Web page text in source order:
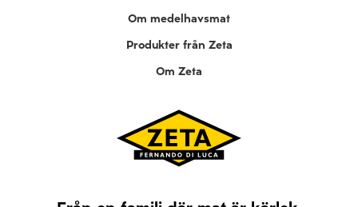
Om medelhavsmat
Produkter från Zeta
Om Zeta